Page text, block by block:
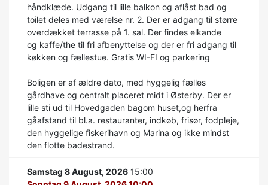
håndklæde. Udgang til lille balkon og aflåst bad og
toilet deles med værelse nr. 2. Der er adgang til større
overdækket terrasse på 1. sal. Der findes elkande
og kaffe/the til fri afbenyttelse og der er fri adgang til
køkken og fællestue. Gratis WI-FI og parkering
Boligen er af ældre dato, med hyggelig fælles
gårdhave og centralt placeret midt i Østerby. Der er
lille sti ud til Hovedgaden bagom huset,og herfra
gåafstand til bl.a. restauranter, indkøb, frisør, fodpleje,
den hyggelige fiskerihavn og Marina og ikke mindst
den flotte badestrand.
Samstag 8 August, 2026 15:00